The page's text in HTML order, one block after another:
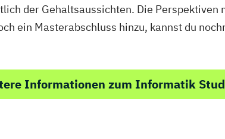
der Gehaltsaussichten. Die
ein Masterabschluss hinzu, kannst du
Informationen zum Informatik